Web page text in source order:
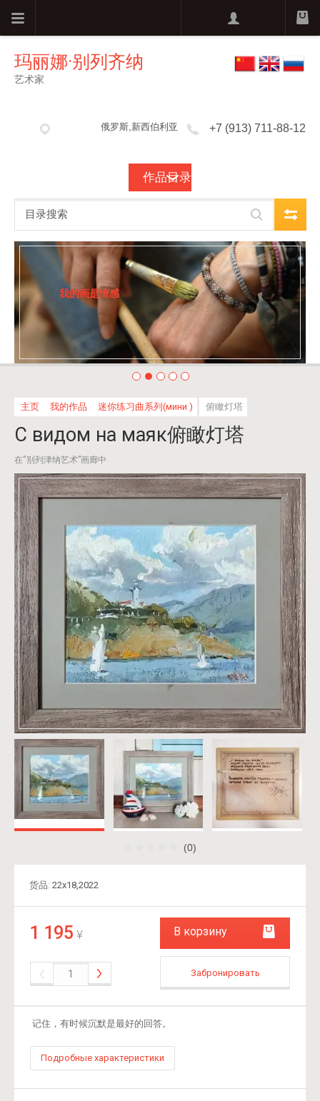
玛丽娜·别列齐纳
艺术家
俄罗斯,新西伯利亚 +7 (913) 711-88-12
作品目录
我的画是情感
主页 我的作品 迷你练习曲系列(мини ) 俯瞰灯塔
С видом на маяк俯瞰灯塔
在“别列津纳艺术”画廊中
(0)
货品: 22х18,2022
1 195 ¥ В корзину
Забронировать
记住，有时候沉默是最好的回答。
Подробные характеристики